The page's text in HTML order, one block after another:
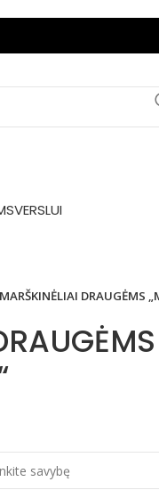
VERSLUI
MARŠKINĖLIAI DRAUGĖMS